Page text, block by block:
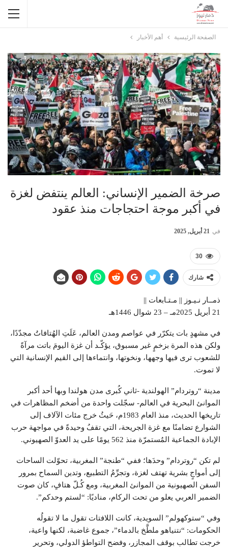
الصفحة الرئيسية أهم الأخبار
صرخة الضمير الإنساني: العالم ينتفض لغزة
في أكبر موجة احتجاجات منذ عقود
في 21 أبريل, 2025
30
شارك
ذمــار نـيـوز || مـتـابعات ||
21 أبريل 2025مـ – 23 شوال 1446هـ
في مشهدٍ بات يتكرّر في عواصم ومدن العالم، عَلَتِ الهُتافاتُ مجدّدًا،
ولكن هذه المرة بزخمٍ غير مسبوق، يؤكّـد أن غزة اليومَ باتت مرآةً
للشعوب ترى فيها وجهها، ونخوتها، وانتماءها إلى القيم الإنسانية التي
لا تموت.
مدينة “روتردام” الهولندية -ثاني كُبرى مدن هولندا وبها أحد أكبر
الموانئ البحرية في العالم- سجّلت واحدة من أضخم المظاهرات في
تاريخها الحديث، منذ العام 1983م، حَيثُ خرج مئات الآلاف إلى
الشوارع تضامنًا مع غزة الجريحة، التي تقفُ وحيدةً في مواجهة حرب
الإبادة الجماعية المُستمرّة منذ 562 يومًا على يد العدوّ الصهيوني.
لم تكن “روتردام” وحدَها؛ ففي “طنجة” المغربية، تحوّلت الساحات
إلى أمواجٍ بشرية تهتف لغزة، وتجرِّمُ التطبيع، وتدين السماح بمرور
السفن الصهيونية من الموانئ المغربية، ومع كُـلّ هتافٍ، كان صوت
الضمير العربي يعلو من تحت الركام، مناديًا: “لستم وحدكم”.
وفي “ستوكهولم” السويدية، كانت اللافتات تقول ما لا تقولُه
الحكومات: “نتنياهو ملطَّخ بالدماء”، جموع غاضبة، لكنها واعية،
خرجت تطالب بوقف المجازر، وفضح التواطؤ الدولي، وتحرير